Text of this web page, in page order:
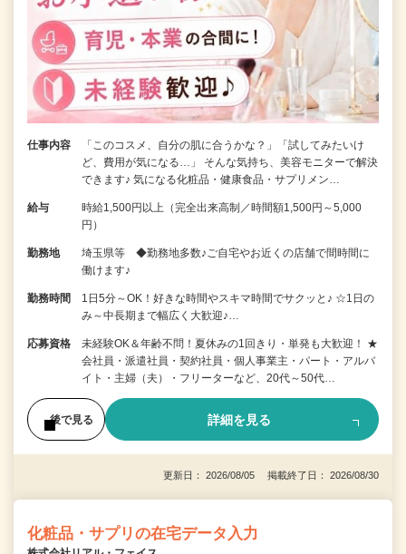
仕事内容
「このコスメ、自分の肌に合うかな？」「試してみたいけ
ど、費用が気になる…」 そんな気持ち、美容モニターで解決
できます♪ 気になる化粧品・健康食品・サプリメン…
給与
時給1,500円以上（完全出来高制／時間額1,500円～5,000
円）
勤務地
埼玉県等 ◆勤務地多数♪ご自宅やお近くの店舗で間時間に
働けます♪
勤務時間
1日5分～OK！好きな時間やスキマ時間でサクッと♪ ☆1日の
み～中長期まで幅広く大歓迎♪…
応募資格
未経験OK＆年齢不問！夏休みの1回きり・単発も大歓迎！ ★
会社員・派遣社員・契約社員・個人事業主・パート・アルバ
イト・主婦（夫）・フリーターなど、20代～50代…
後で見る 詳細を見る
更新日： 2026/08/05 掲載終了日： 2026/08/30
化粧品・サプリの在宅データ入力